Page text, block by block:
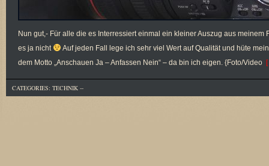
Nun gut,- Für alle die es Interressiert einmal ein kleiner Auszug aus
es ja nicht
Auf jeden Fall lege ich sehr viel Wert auf Qualität und hüte
dem Motto „Anschauen Ja – Anfassen Nein“ – da bin ich eigen. {Foto/Video
CATEGORIES: TECHNIK --